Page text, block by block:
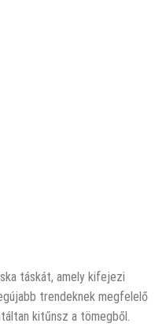
táskát, amely kifejezi
trendeknek megfelelő
kitűnsz a tömegből.